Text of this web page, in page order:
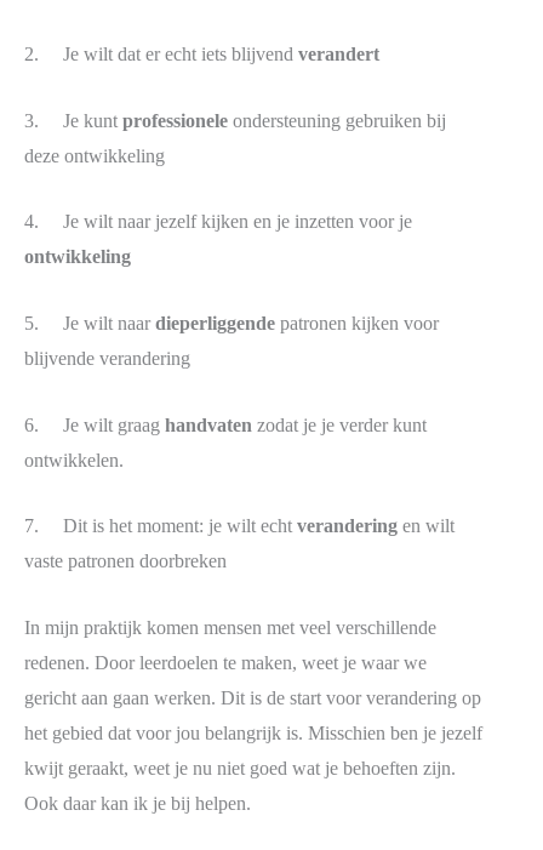
2. Je wilt dat er echt iets blijvend verandert
3. Je kunt professionele ondersteuning gebruiken bij
deze ontwikkeling
4. Je wilt naar jezelf kijken en je inzetten voor je
ontwikkeling
5. Je wilt naar dieperliggende patronen kijken voor
blijvende verandering
6. Je wilt graag handvaten zodat je je verder kunt
ontwikkelen.
7. Dit is het moment: je wilt echt verandering en wilt
vaste patronen doorbreken
In mijn praktijk komen mensen met veel verschillende
redenen. Door leerdoelen te maken, weet je waar we
gericht aan gaan werken. Dit is de start voor verandering op
het gebied dat voor jou belangrijk is. Misschien ben je jezelf
kwijt geraakt, weet je nu niet goed wat je behoeften zijn.
Ook daar kan ik je bij helpen.